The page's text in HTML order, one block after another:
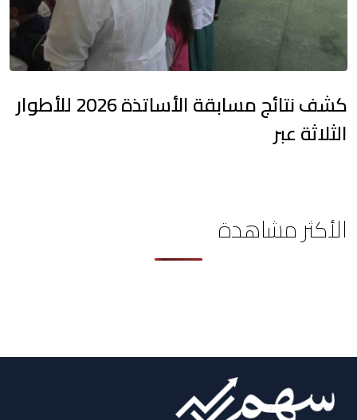
كشف نتائج مسابقة الأساتذة 2026 للأطوار
الثلاثة عبر
الأكثر مشاهدة